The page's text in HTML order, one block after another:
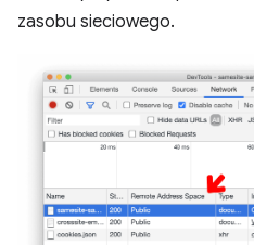
zasobu sieciowego.